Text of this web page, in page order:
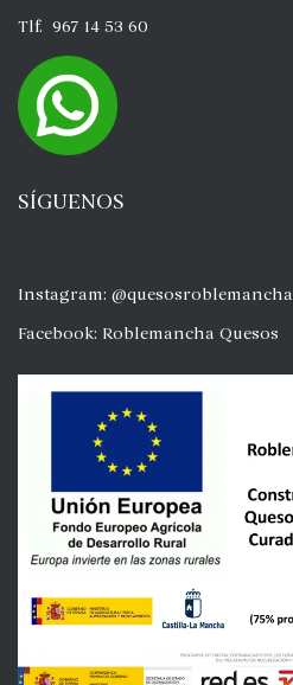
Tlf. 967 14 53 60
SÍGUENOS
Instagram: @quesosroblemancha
Facebook: Roblemancha Quesos